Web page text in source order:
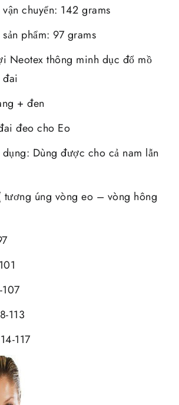
chuyển: 142 grams
phẩm: 97 grams
Neotex thông minh dục đổ mồ
đai
+ đen
đeo cho Eo
Dùng được cho cả nam lẫn
úng vòng eo – vòng hông
113
117